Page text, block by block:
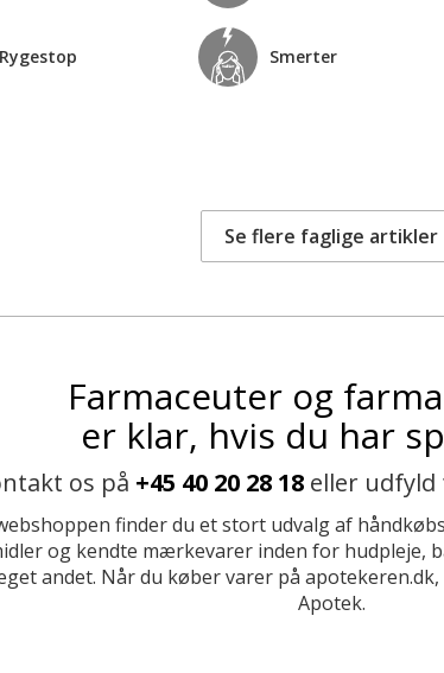
Rygestop Smerter
Se flere faglige artikler
Farmaceuter og
er klar, hvis du har
os på +45 40 20 28 18 eller
finder du et stort udvalg af
og kendte mærkevarer inden for hudpleje,
andet. Når du køber varer på
Apotek.